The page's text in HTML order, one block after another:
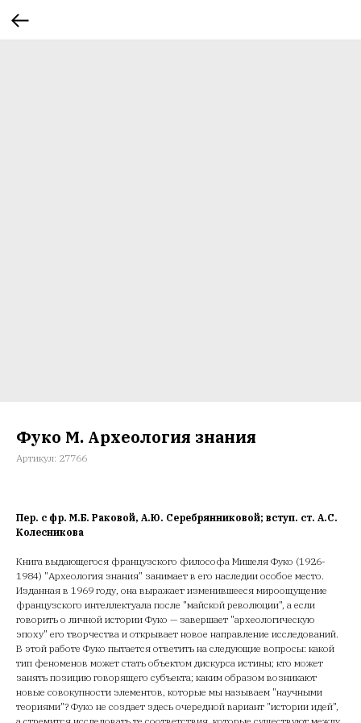
Фуко М. Археология знания
Артикул: 27766
Пер. с фр. М.Б. Раковой, А.Ю. Серебрянниковой; вступ. ст. А.С.
Колесникова
Книга выдающегося французского философа Мишеля Фуко (1926-
1984) "Археология знания" занимает в его наследии особое место.
Изданная в 1969 году, она выражает изменившееся мироощущение
французского интеллектуала после "майской революции", а если
говорить о личной истории Фуко — завершает "археологическую
эпоху" его творчества и открывает новое направление исследований.
В этой работе Фуко пытается ответить на следующие вопросы: какой
тип феноменов может стать объектом дискурса истины; кто может
занять позицию говорящего субъекта; каким образом возникают
новые совокупности элементов, которые мы называем "научными
теориями"? Фуко не создает здесь очередной вариант "истории идей",